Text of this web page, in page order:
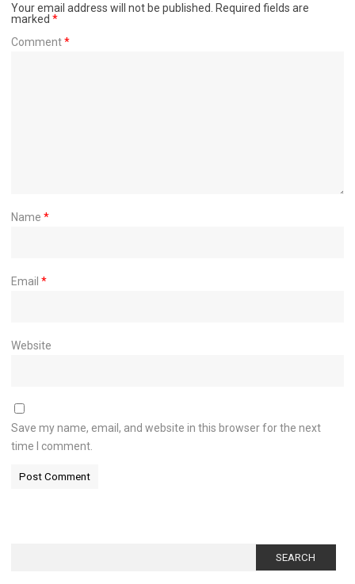
Your email address will not be published.
Required fields are
marked *
Comment*
Name *
Email *
Website
Save my name, email, and website in this browser for the next
time I comment.